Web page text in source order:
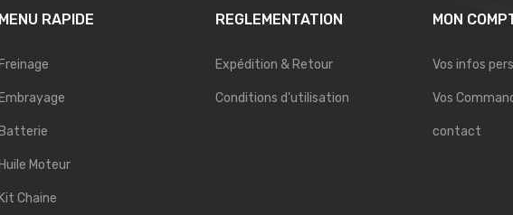
MENU RAPIDE
Freinage
Embrayage
Batterie
Huile Moteur
Kit Chaine
REGLEMENTATION
Expédition & Retour
Conditions d'utilisation
MON
Vos infos
Vos
contact